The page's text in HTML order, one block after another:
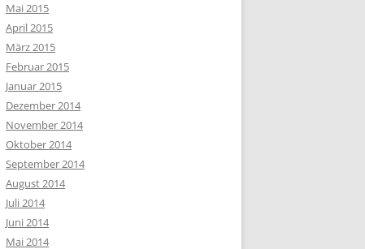
Mai 2015
April 2015
März 2015
Februar 2015
Januar 2015
Dezember 2014
November 2014
Oktober 2014
September 2014
August 2014
Juli 2014
Juni 2014
Mai 2014